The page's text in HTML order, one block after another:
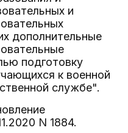
и
дополнительные
подготовку
к военной
службе".
N 1884.